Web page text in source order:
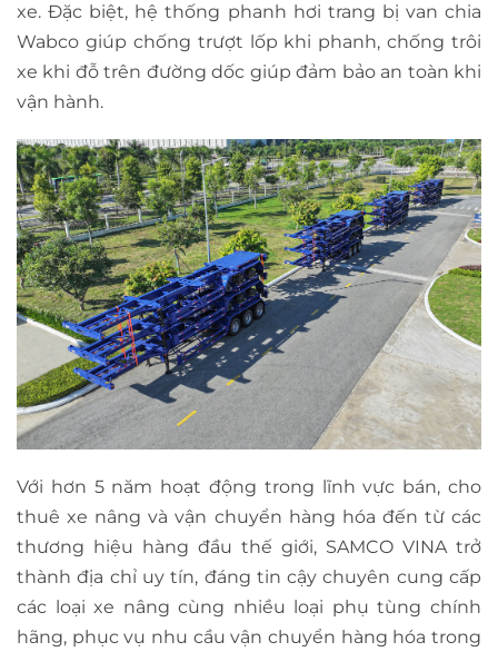
xe. Đặc biệt, hệ thống phanh hơi trang bị van chia
Wabco giúp chống trượt lốp khi phanh, chống trôi
xe khi đỗ trên đường dốc giúp đảm bảo an toàn khi
vận hành.
Với hơn 5 năm hoạt động trong lĩnh vực bán, cho
thuê xe nâng và vận chuyển hàng hóa đến từ các
thương hiệu hàng đầu thế giới, SAMCO VINA trở
thành địa chỉ uy tín, đáng tin cậy chuyên cung cấp
các loại xe nâng cùng nhiều loại phụ tùng chính
hãng, phục vụ nhu cầu vận chuyển hàng hóa trong